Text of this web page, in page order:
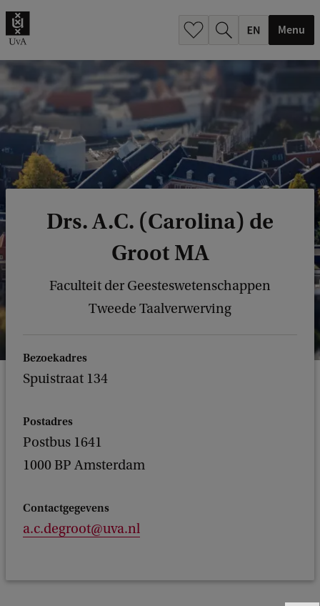
Menu
Drs. A.C. (Carolina) de
Groot MA
Faculteit der Geesteswetenschappen
Tweede Taalverwerving
Bezoekadres
Spuistraat 134
Postadres
Postbus 1641
1000 BP Amsterdam
Contactgegevens
a.c.degroot@uva.nl